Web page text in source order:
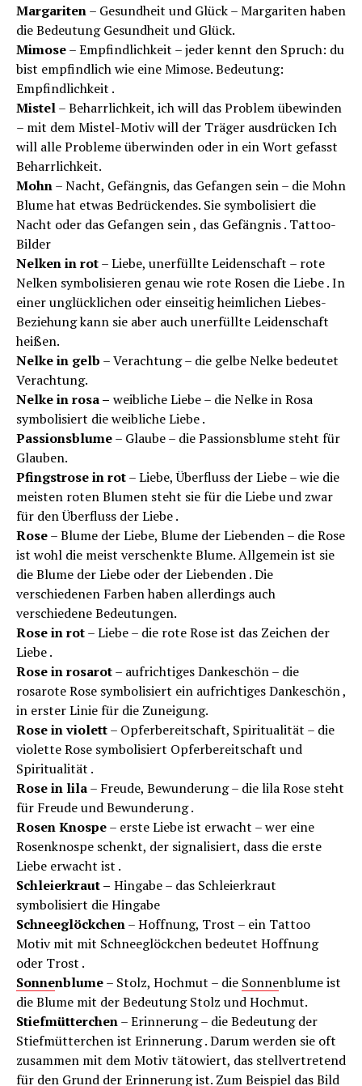
Margariten– Gesundheit und Glück – Margariten haben
die Bedeutung Gesundheit und Glück.
Mimose– Empfindlichkeit – jeder kennt den Spruch: du
bist empfindlich wie eine Mimose. Bedeutung:
Empfindlichkeit .
Mistel– Beharrlichkeit, ich will das Problem übewinden
– mit dem Mistel-Motiv will der Träger ausdrücken Ich
will alle Probleme überwinden oder in ein Wort gefasst
Beharrlichkeit.
Mohn– Nacht, Gefängnis, das Gefangen sein – die Mohn
Blume hat etwas Bedrückendes. Sie symbolisiert die
Nacht oder das Gefangen sein , das Gefängnis . Tattoo-
Bilder
Nelken in rot– Liebe, unerfüllte Leidenschaft – rote
Nelken symbolisieren genau wie rote Rosen die Liebe . In
einer unglücklichen oder einseitig heimlichen Liebes-
Beziehung kann sie aber auch unerfüllte Leidenschaft
heißen.
Nelke in gelb – Verachtung – die gelbe Nelke bedeutet
Verachtung.
Nelke in rosa – weibliche Liebe – die Nelke in Rosa
symbolisiert die weibliche Liebe .
Passionsblume– Glaube – die Passionsblume steht für
Glauben.
Pfingstrose in rot– Liebe, Überfluss der Liebe – wie die
meisten roten Blumen steht sie für die Liebe und zwar
für den Überfluss der Liebe .
Rose– Blume der Liebe, Blume der Liebenden – die Rose
ist wohl die meist verschenkte Blume. Allgemein ist sie
die Blume der Liebe oder der Liebenden . Die
verschiedenen Farben haben allerdings auch
verschiedene Bedeutungen.
Rose in rot– Liebe – die rote Rose ist das Zeichen der
Liebe .
Rose in rosarot– aufrichtiges Dankeschön – die
rosarote Rose symbolisiert ein aufrichtiges Dankeschön ,
in erster Linie für die Zuneigung.
Rose in violett– Opferbereitschaft, Spiritualität – die
violette Rose symbolisiert Opferbereitschaft und
Spiritualität .
Rose in lila– Freude, Bewunderung – die lila Rose steht
für Freude und Bewunderung .
Rosen Knospe– erste Liebe ist erwacht – wer eine
Rosenknospe schenkt, der signalisiert, dass die erste
Liebe erwacht ist .
Schleierkraut – Hingabe – das Schleierkraut
symbolisiert die Hingabe
Schneeglöckchen– Hoffnung, Trost – ein Tattoo
Motiv mit mit Schneeglöckchen bedeutet Hoffnung
oder Trost .
Sonnenblume– Stolz, Hochmut – die Sonnenblume ist
die Blume mit der Bedeutung Stolz und Hochmut.
Stiefmütterchen– Erinnerung – die Bedeutung der
Stiefmütterchen ist Erinnerung . Darum werden sie oft
zusammen mit dem Motiv tätowiert, das stellvertretend
für den Grund der Erinnerung ist. Zum Beispiel das Bild